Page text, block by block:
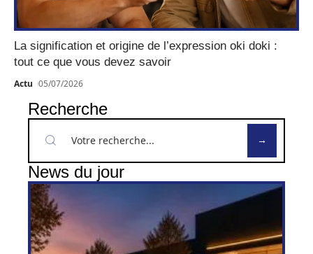
La signification et origine de l’expression oki doki :
tout ce que vous devez savoir
Actu 05/07/2026
Recherche
News du jour